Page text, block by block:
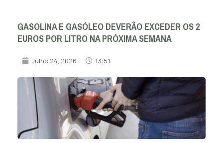
GASOLINA E GASÓLEO DEVERÃO EXCEDER OS 2
EUROS POR LITRO NA PRÓXIMA SEMANA
Julho 24, 2026 13:51